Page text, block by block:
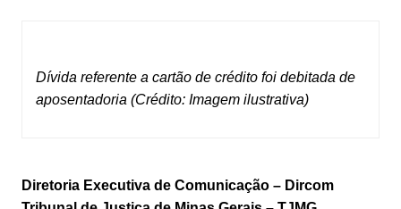
Dívida referente a cartão de crédito foi debitada de
aposentadoria (Crédito: Imagem ilustrativa)
Diretoria Executiva de Comunicação – Dircom